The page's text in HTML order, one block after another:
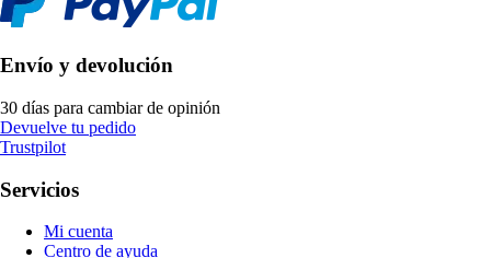
Envío y devolución
30 días para cambiar de opinión
Devuelve tu pedido
Trustpilot
Servicios
Mi cuenta
Centro de ayuda